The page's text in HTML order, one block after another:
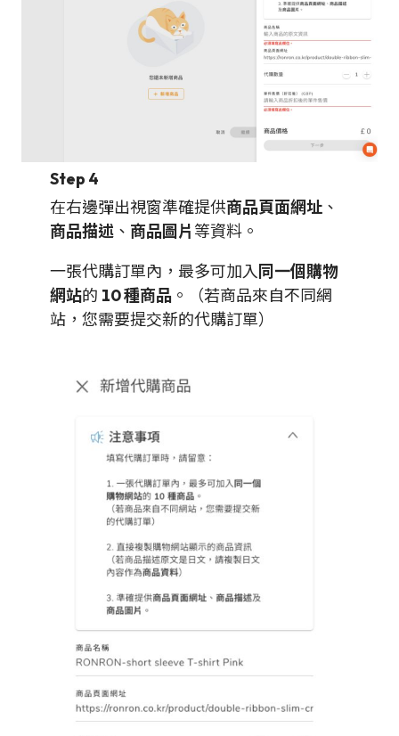
Step 4
在右邊彈出視窗準確提供商品頁面網址 、
商品描述 、 商品圖片 等資料。
一張代購訂單內，最多可加入同一個購物
網站的 10 種商品 。（若商品來自不同網
站，您需要提交新的代購訂單）